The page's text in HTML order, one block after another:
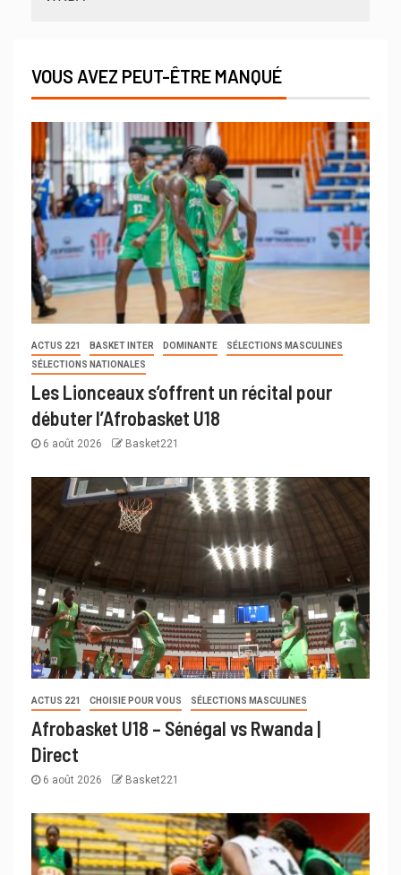
VOUS AVEZ PEUT-ÊTRE MANQUÉ
ACTUS 221 BASKET INTER DOMINANTE
SÉLECTIONS MASCULINES
SÉLECTIONS NATIONALES
Les Lionceaux s’offrent un récital pour
débuter l’Afrobasket U18
6 août 2026 Basket221
ACTUS 221 CHOISIE POUR VOUS SÉLECTIONS MASCULINES
Afrobasket U18 – Sénégal vs Rwanda |
Direct
6 août 2026 Basket221